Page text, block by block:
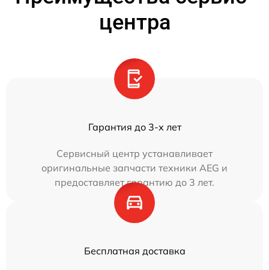
центра
Гарантия до 3-х лет
Сервисный центр устанавливает
оригинальные запчасти техники AEG и
предоставляет гарантию до 3 лет.
Бесплатная доставка